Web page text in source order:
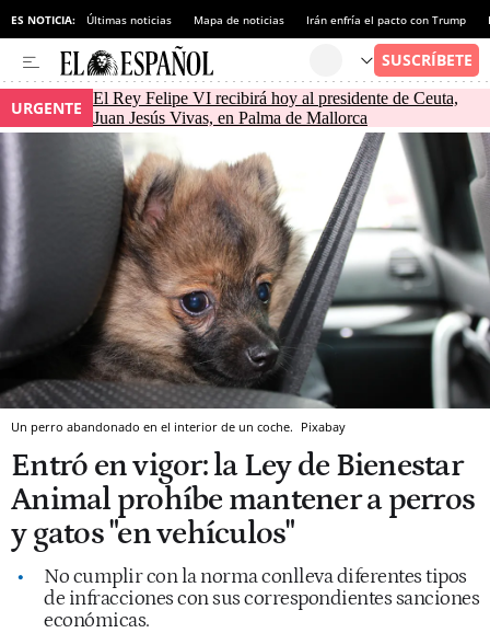
ES NOTICIA: Últimas noticias Mapa de noticias Irán enfría el pacto con Trump
URGENTE
El Rey Felipe VI recibirá hoy al presidente de Ceuta,
Juan Jesús Vivas, en Palma de Mallorca
Un perro abandonado en el interior de un coche. Pixabay
Entró en vigor: la Ley de Bienestar
Animal prohíbe mantener a perros
y gatos "en vehículos"
No cumplir con la norma conlleva diferentes tipos
de infracciones con sus correspondientes sanciones
económicas.